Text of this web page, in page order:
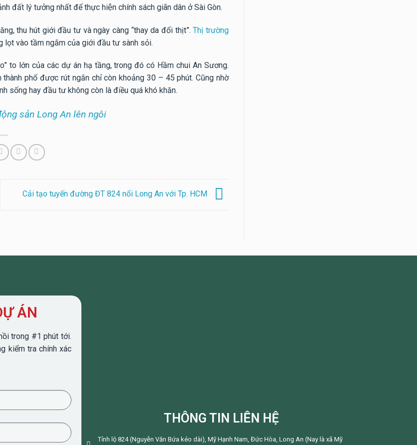
đất lý tưởng nhất để thực hiện chính sách giãn dân ở Sài Gòn.
thu hút giới đầu tư và ngày càng “thay da đổi thịt”.Thị trường
lọt vào tầm ngắm của giới đầu tư sành sỏi.
to lớn của các dự án hạ tầng, trong đó có Hầm chui An Sương.
phố được rút ngắn chỉ còn khoảng 30 – 45 phút. Cũng nhờ
sống hay đầu tư không còn là điều quá khó khăn.
sản Long An lên ngôi
Cải tạo tuyến đường ĐT 824 nối Long An với Tp. HCM
ÁN
trong #1 phút tới.
kiểm tra chính xác
THÔNG TIN LIÊN HỆ
Tỉnh lộ 824 (Nguyễn Văn Bứa kéo dài), Mỹ Hạnh Nam, Đức Hòa, Long An (Nay là xã Mỹ